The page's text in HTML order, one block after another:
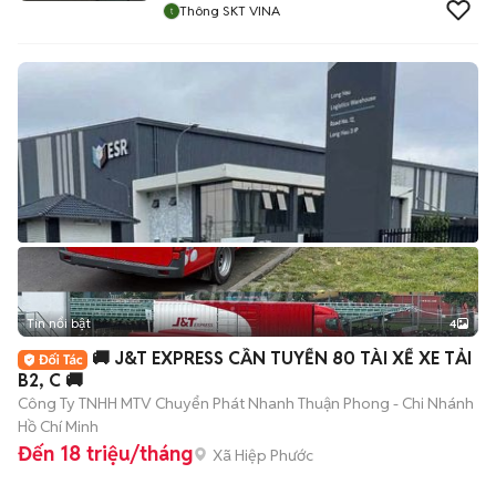
Thông SKT VINA
Tin nổi bật 4
🚚 J&T EXPRESS CẦN TUYỂN 80 TÀI XẾ XE TẢI
B2, C 🚚
Công Ty TNHH MTV Chuyển Phát Nhanh Thuận Phong - Chi Nhánh
Hồ Chí Minh
Đến 18 triệu/tháng Xã Hiệp Phước